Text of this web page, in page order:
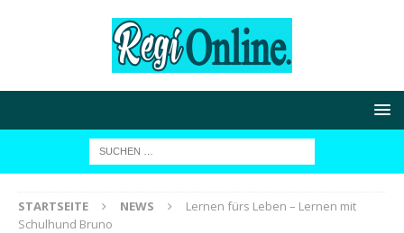
STARTSEITE NEWS
Lernen fürs Leben – Lernen mit
Schulhund Bruno